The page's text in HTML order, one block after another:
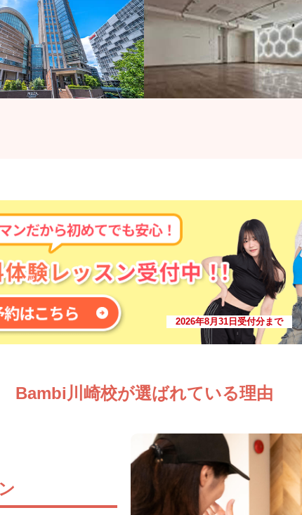
2026年8月31日受付分まで
Bambi川崎校が選ばれている理由